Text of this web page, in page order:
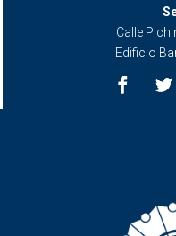
Calle
Edificio